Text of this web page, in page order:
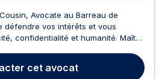
Avocate au Barreau de
vos intérêts et vous
confidentialité et humanité. Maître
défense. En droit de la famille, elle
étapes de votre sép...
cet avocat